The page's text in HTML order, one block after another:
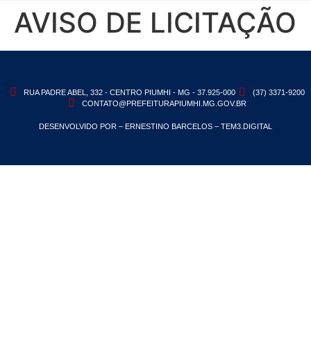
AVISO DE LICITAÇÃO
RUA PADRE ABEL, 332 - CENTRO PIUMHI - MG - 37.925-000
(37) 3371-9200
CONTATO@PREFEITURAPIUMHI.MG.GOV.BR
DESENVOLVIDO POR – ERNESTINO BARCELOS – TEM3.DIGITAL